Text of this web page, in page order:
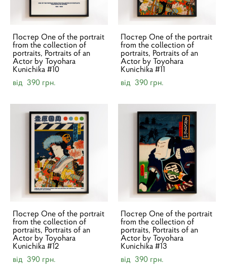
Постер One of the portrait
from the collection of
portraits, Portraits of an
Actor by Toyohara
Kunichika #10
від 390 грн.
Постер One of the portrait
from the collection of
portraits, Portraits of an
Actor by Toyohara
Kunichika #11
від 390 грн.
Постер One of the portrait
from the collection of
portraits, Portraits of an
Actor by Toyohara
Kunichika #12
від 390 грн.
Постер One of the portrait
from the collection of
portraits, Portraits of an
Actor by Toyohara
Kunichika #13
від 390 грн.